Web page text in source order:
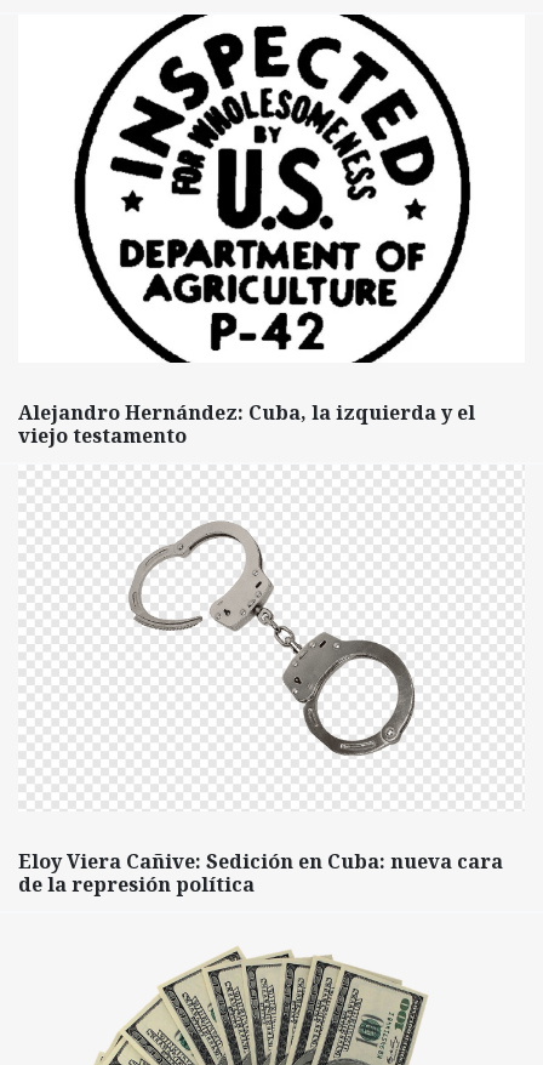
Alejandro Hernández: Cuba, la izquierda y el
viejo testamento
Eloy Viera Cañive: Sedición en Cuba: nueva cara
de la represión política